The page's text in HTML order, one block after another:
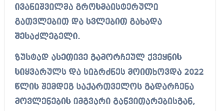
ივანიშვილმა გროსმაისტერული
გათვლებით და სვლებით გახადა
შესაძლებელი.
ზუსტად ასეთივე გამორჩეულ ქვეყნის
სიყვარულს და სიბრძნეს მოითხოვდა 2022
წლის შემდეგ საქართველოს გადარჩენა
მოვლენების იმგვარი განვითარებისგან,